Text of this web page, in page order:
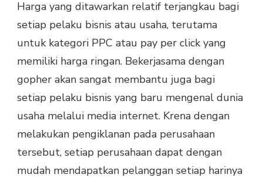
Harga yang ditawarkan relatif terjangkau bagi
setiap pelaku bisnis atau usaha, terutama
untuk kategori PPC atau pay per click yang
memiliki harga ringan. Bekerjasama dengan
gopher akan sangat membantu juga bagi
setiap pelaku bisnis yang baru mengenal dunia
usaha melalui media internet. Krena dengan
melakukan pengiklanan pada perusahaan
tersebut, setiap perusahaan dapat dengan
mudah mendapatkan pelanggan setiap harinya